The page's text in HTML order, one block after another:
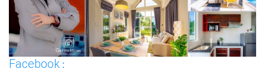
Facebook :